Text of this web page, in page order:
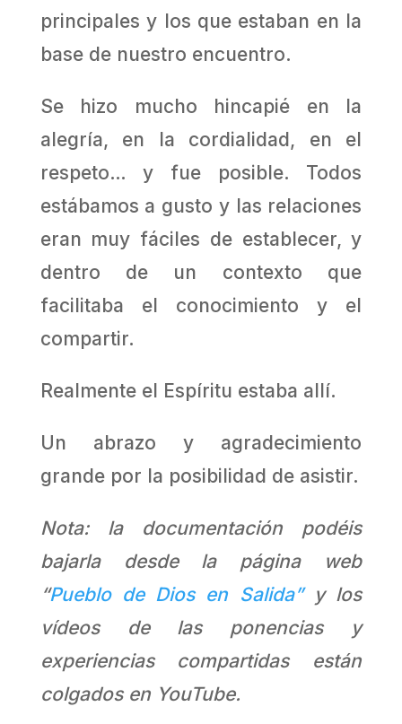
principales y los que estaban en la
base de nuestro encuentro.
Se hizo mucho hincapié en la
alegría, en la cordialidad, en el
respeto… y fue posible. Todos
estábamos a gusto y las relaciones
eran muy fáciles de establecer, y
dentro de un contexto que
facilitaba el conocimiento y el
compartir.
Realmente el Espíritu estaba allí.
Un abrazo y agradecimiento
grande por la posibilidad de asistir.
Nota: la documentación podéis
bajarla desde la página web
“Pueblo de Dios en Salida”y los
vídeos de las ponencias y
experiencias compartidas están
colgados en YouTube.